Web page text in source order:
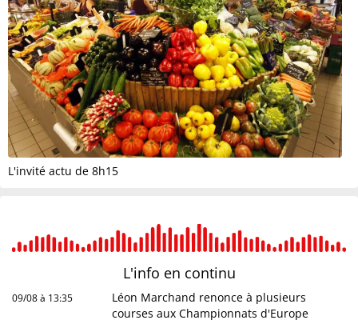
L'invité actu de 8h15
L'info en continu
09/08 à 13:35
Léon Marchand renonce à plusieurs
courses aux Championnats d'Europe